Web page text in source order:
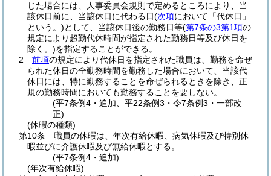
じた場合には、人事委員会規則で定めるところにより、当
該休日前に、当該休日に代わる日(次項において「代休日」
という。)として、当該休日後の勤務日等(第7条の3第1項の
規定により超勤代休時間が指定された勤務日等及び休日を
除く。)を指定することができる。
2
前項の規定により代休日を指定された職員は、勤務を命ぜ
られた休日の全勤務時間を勤務した場合において、当該代
休日には、特に勤務することを命ぜられるときを除き、正
規の勤務時間においても勤務することを要しない。
(平7条例4・追加、平22条例3・令7条例3・一部改
正)
(休暇の種類)
第10条
職員の休暇は、年次有給休暇、病気休暇及び特別休
暇並びに介護休暇及び無給休暇とする。
(平7条例4・追加)
(年次有給休暇)